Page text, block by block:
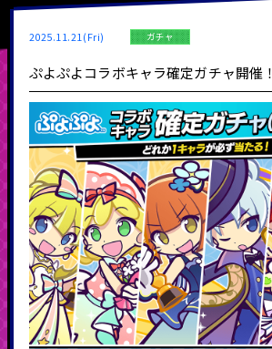
2025.11.21(Fri) ガチャ
ぷよぷよコラボキャラ確定ガチャ開催！